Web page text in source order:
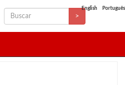
>
English Português